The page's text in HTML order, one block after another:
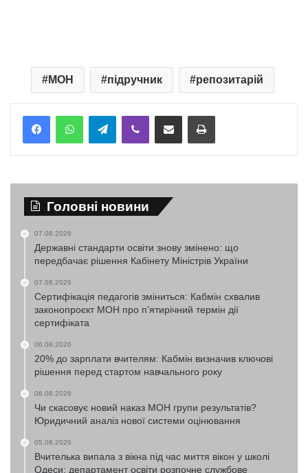
МОН підручник репозитарій
TelegramViber Надіслати електронною поштоюНадрукувати
Головні новини
07.08.2026
Державні стандарти освіти знову змінено: що
передбачає рішення Кабінету Міністрів України
07.08.2026
Сертифікація педагогів зміниться: Кабмін схвалив
законопроєкт МОН про п’ятирічний термін дії
сертифіката
06.08.2026
20% до зарплати вчителям: Кабмін визначив ключові
рішення перед стартом навчального року
06.08.2026
Чи скасовує новий наказ МОН групи результатів?
Юридичний аналіз нової системи оцінювання
05.08.2026
Вчителька випала з вікна під час миття вікон у школі
Одеси: департамент освіти розпочне службове